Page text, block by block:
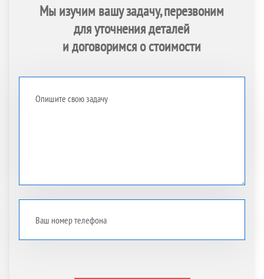
Мы изучим вашу задачу, перезвоним
для уточнения деталей
и договоримся о стоимости